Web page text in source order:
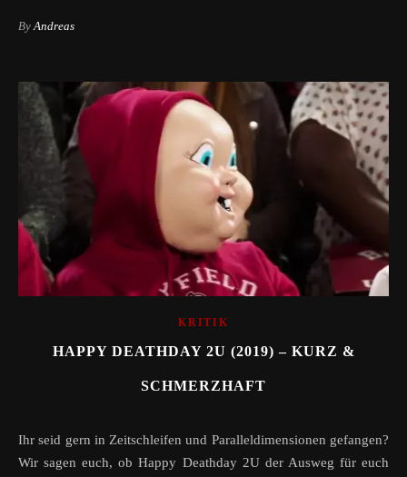
By Andreas
KRITIK
HAPPY DEATHDAY 2U (2019) – KURZ &
SCHMERZHAFT
Ihr seid gern in Zeitschleifen und Paralleldimensionen gefangen?
Wir sagen euch, ob Happy Deathday 2U der Ausweg für euch